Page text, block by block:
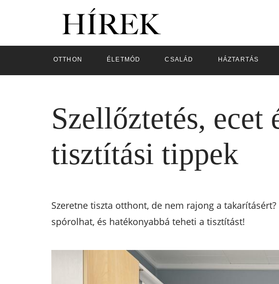
OTTHON ÉLETMÓD CSALÁD HÁZTARTÁS
Szellőztetés, ecet
tisztítási tippek
Szeretne tiszta otthont, de nem rajong a
spórolhat, és hatékonyabbá teheti a tisztítást!